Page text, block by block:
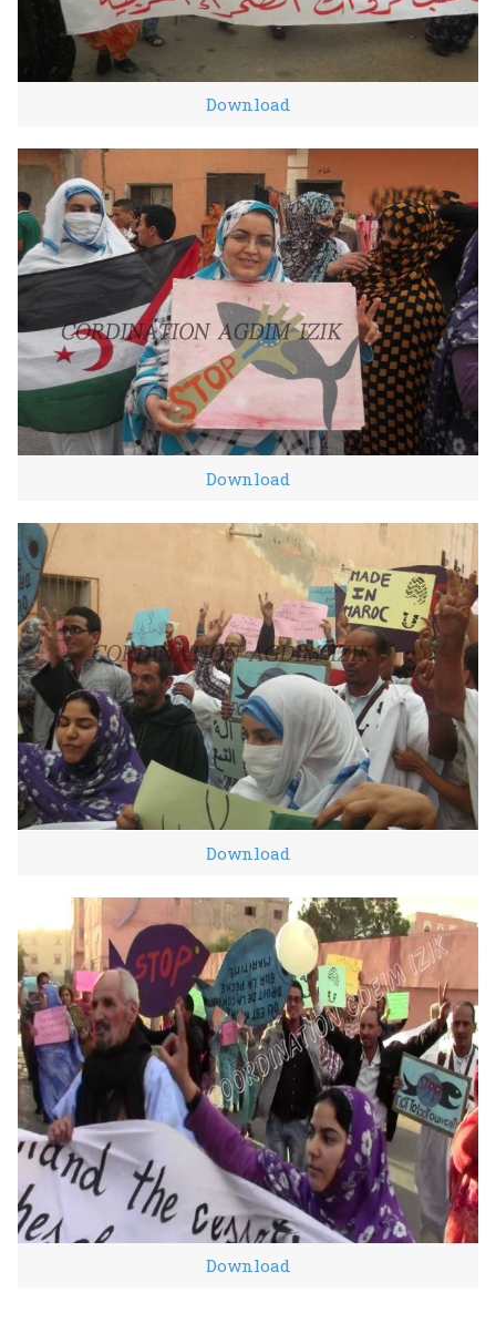
Download
Download
Download
Download